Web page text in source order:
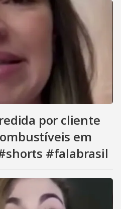
por cliente
em
#falabrasil